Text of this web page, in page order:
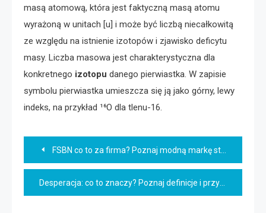
masą atomową, która jest faktyczną masą atomu
wyrażoną w unitach [u] i może być liczbą niecałkowitą
ze względu na istnienie izotopów i zjawisko deficytu
masy. Liczba masowa jest charakterystyczna dla
konkretnego izotopu danego pierwiastka. W zapisie
symbolu pierwiastka umieszcza się ją jako górny, lewy
indeks, na przykład ¹⁶O dla tlenu-16.
Nawigacja
wpisu
FSBN co to za firma? Poznaj modną markę streetwearową
Desperacja: co to znaczy? Poznaj definicje i przykłady